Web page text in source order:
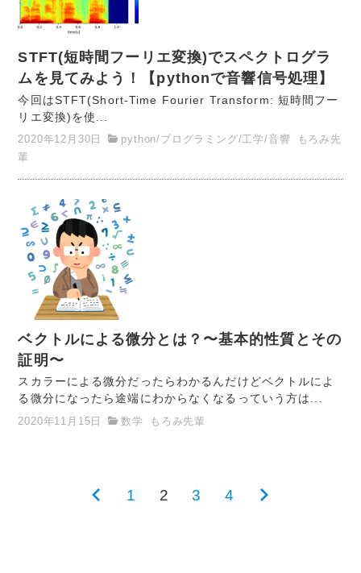
STFT(短時間フーリエ変換)でスペクトログラ
ムを見てみよう！【pythonで音響信号処理】
今回はSTFT(Short-Time Fourier Transform: 短時間フー
リエ変換)を使...
2020年12月30日
python/プログラミング/工学/音響
もろみ先
輩
ベクトルによる微分とは？〜基本的性質とその
証明〜
スカラーによる微分だったらわかるんだけどベクトルによ
る微分になったら途端にわからなくなるっていう方は...
2020年11月15日
数学 もろみ先輩
前1 2 3 4
次